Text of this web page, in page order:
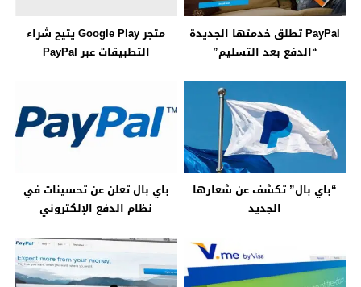
PayPal تطلق خدمتها الجديدة
“الدفع بعد التسليم”
متجر Google Play يتيح شراء
التطبيقات عبر PayPal
“باي بال” تكشف عن شعارها
الجديد
باي بال تعلن عن تحسينات في
نظام الدفع الإلكتروني